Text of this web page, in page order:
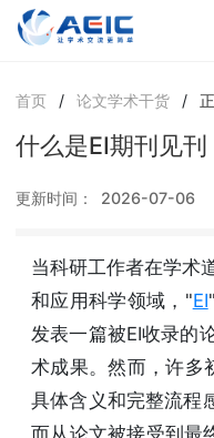
首页 / 论文学术干货 /
什么是EI期刊见刊
更新时间： 2026-07-06
当科研工作者在学术
和应用科学领域，"EI
发表一篇被EI收录的
术成果。然而，许多
具体含义和完整流程
而从论文被接受到最